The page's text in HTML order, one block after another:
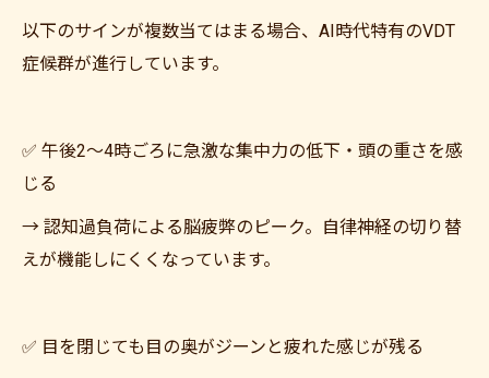
以下のサインが複数当てはまる場合、AI時代特有のVDT
症候群が進行しています。
✅ 午後2〜4時ごろに急激な集中力の低下・頭の重さを感
じる
→ 認知過負荷による脳疲弊のピーク。自律神経の切り替
えが機能しにくくなっています。
✅ 目を閉じても目の奥がジーンと疲れた感じが残る